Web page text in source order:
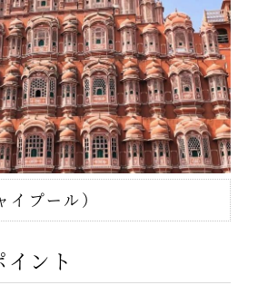
プール）
ント